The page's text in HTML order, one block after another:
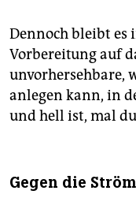
Dennoch bleibt es
Vorbereitung auf
unvorhersehbare,
anlegen kann, in
und hell ist, mal
Gegen die